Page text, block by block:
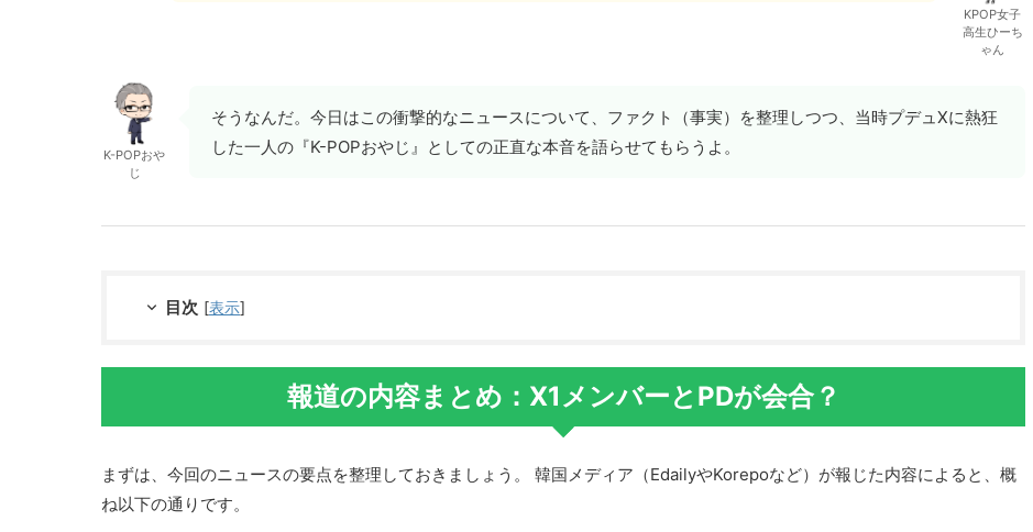
KPOP女子
高生ひーち
ゃん
K-POPおや
じ
そうなんだ。今日はこの衝撃的なニュースについて、ファクト（事実）を整理しつつ、当時プデュXに熱狂
した一人の『K-POPおやじ』としての正直な本音を語らせてもらうよ。
目次 [表示]
報道の内容まとめ：X1メンバーとPDが会合？
まずは、今回のニュースの要点を整理しておきましょう。 韓国メディア（EdailyやKorepoなど）が報じた内容によると、概
ね以下の通りです。